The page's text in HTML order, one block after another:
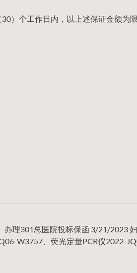
）个工作日内，以上述保证金额为
办理301总医院投标保函 3/21/2023
W3757、荧光定量PCR仪2022-